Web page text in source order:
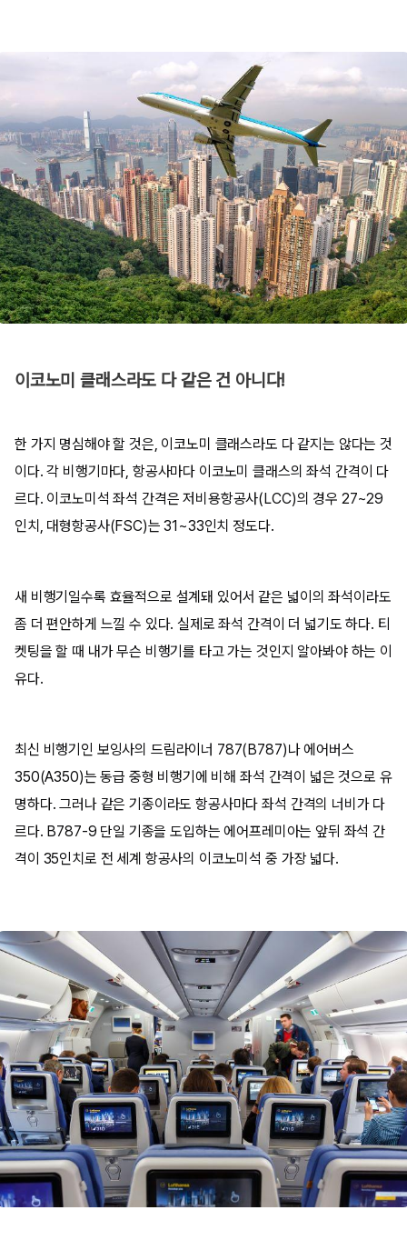
이코노미 클래스라도 다 같은 건 아니다!
한 가지 명심해야 할 것은, 이코노미 클래스라도 다 같지는 않다는 것
이다. 각 비행기마다, 항공사마다 이코노미 클래스의 좌석 간격이 다
르다. 이코노미석 좌석 간격은 저비용항공사(LCC)의 경우 27~29
인치, 대형항공사(FSC)는 31~33인치 정도다.
새 비행기일수록 효율적으로 설계돼 있어서 같은 넓이의 좌석이라도
좀 더 편안하게 느낄 수 있다. 실제로 좌석 간격이 더 넓기도 하다. 티
켓팅을 할 때 내가 무슨 비행기를 타고 가는 것인지 알아봐야 하는 이
유다.
최신 비행기인 보잉사의 드림라이너 787(B787)나 에어버스
350(A350)는 동급 중형 비행기에 비해 좌석 간격이 넓은 것으로 유
명하다. 그러나 같은 기종이라도 항공사마다 좌석 간격의 너비가 다
르다. B787-9 단일 기종을 도입하는 에어프레미아는 앞뒤 좌석 간
격이 35인치로 전 세계 항공사의 이코노미석 중 가장 넓다.